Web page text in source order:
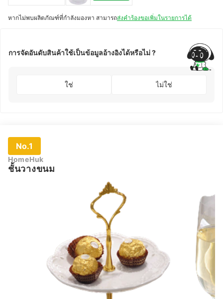
หากไม่พบผลิตภัณฑ์ที่กำลังมองหา สามารถส่งคำร้องขอเพิ่มในรายการได้
การจัดอันดับสินค้าใช้เป็นข้อมูลอ้างอิงได้หรือไม่ ?
ใช่ ไม่ใช่
No.1
HomeHuk
ชั้นวางขนม